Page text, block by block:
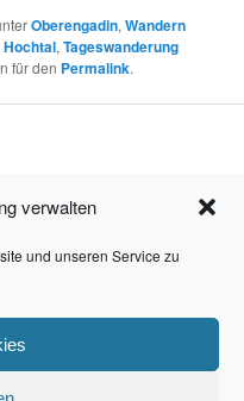
verwalten
und unseren Service zu
Oberengadin,Wandern
Hochtal,Tageswanderung
für den Permalink.